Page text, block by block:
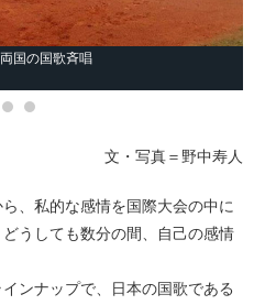
国の国歌斉唱
文・写真＝野中寿人
、私的な感情を国際大会の中に
うしても数分の間、自己の感情
ンナップで、日本の国歌である